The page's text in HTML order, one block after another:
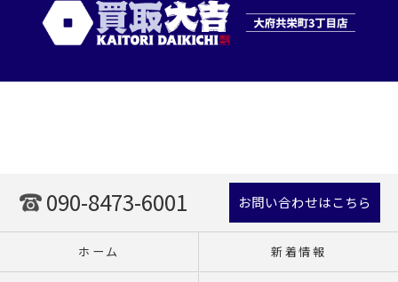
090-8473-6001 お問い合わせはこちら
ホーム 新着情報